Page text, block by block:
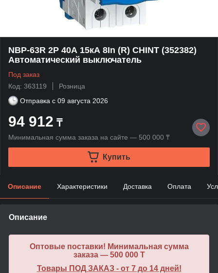
NBP-63R 2P 40А 15кА 8In (R) CHINT (352382)
Автоматический выключатель
Под заказ
Код: 363119
Розница
Отправка с 09 августа 2026
94 912 ₸
Минимальная сумма заказа на сайте — 500 000 ₸
Купить
Описание Характеристики Доставка Оплата
Описание
Оптовые поставки! Минимальная сумма
заказа — 500 000 T
Товары ПОД ЗАКАЗ - от 7 до 14 дней!